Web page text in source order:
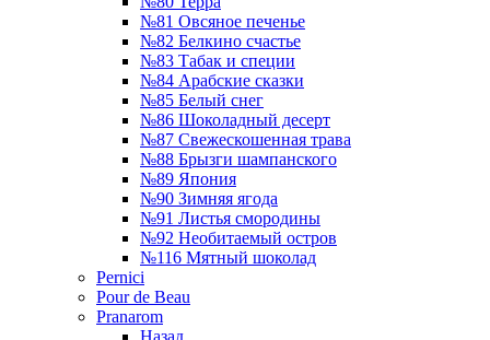
№81 Овсяное печенье
№82 Белкино счастье
№83 Табак и специи
№84 Арабские сказки
№85 Белый снег
№86 Шоколадный десерт
№87 Свежескошенная трава
№88 Брызги шампанского
№89 Япония
№90 Зимняя ягода
№91 Листья смородины
№92 Необитаемый остров
№116 Мятный шоколад
Pernici
Pour de Beau
Pranarom
Назад